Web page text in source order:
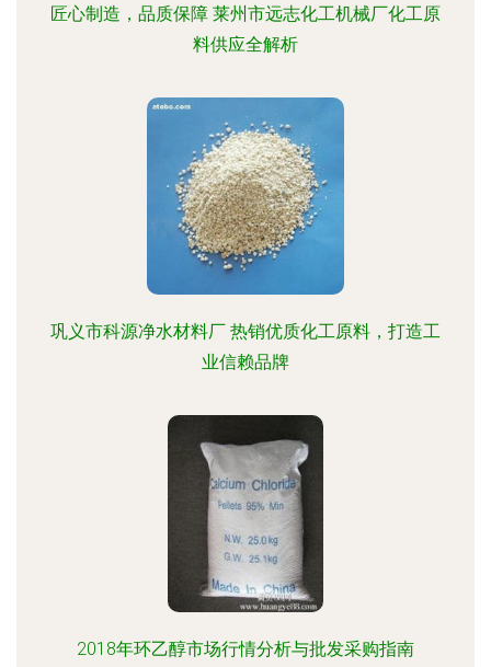
匠心制造，品质保障 莱州市远志化工机械厂化工原
料供应全解析
巩义市科源净水材料厂 热销优质化工原料，打造工
业信赖品牌
2018年环乙醇市场行情分析与批发采购指南